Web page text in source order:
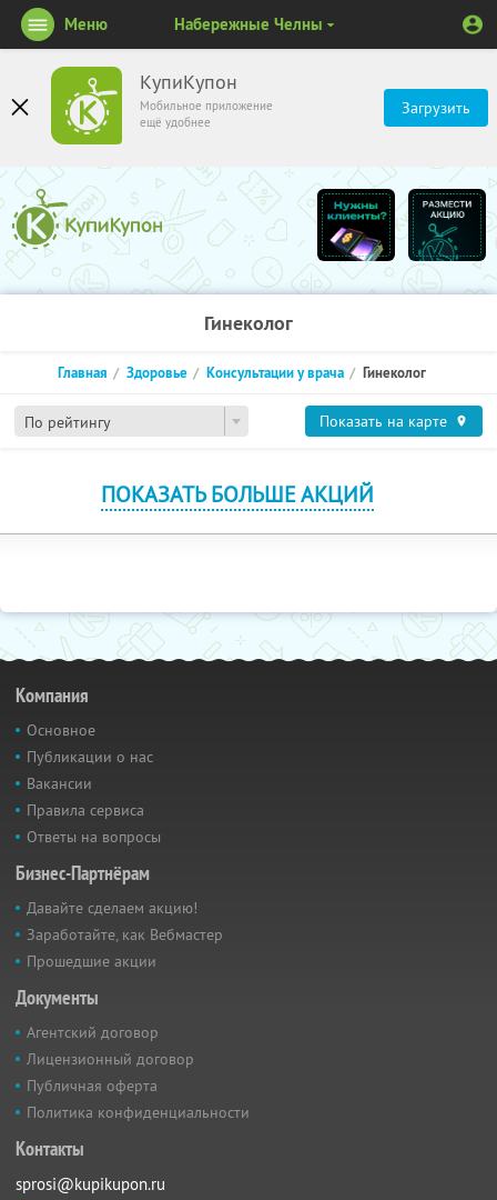
КупиКупон
Мобильное приложение
ещё удобнее
Загрузить
Меню Набережные Челны
Гинеколог
По рейтингу
Главная Здоровье Консультации у врача Гинеколог
Показать на карте
ПОКАЗАТЬ БОЛЬШЕ АКЦИЙ
Компания
Основное
Публикации о нас
Вакансии
Правила сервиса
Ответы на вопросы
Бизнес-Партнёрам
Давайте сделаем акцию!
Заработайте, как Вебмастер
Прошедшие акции
Документы
Агентский договор
Лицензионный договор
Публичная оферта
Политика конфиденциальности
Контакты
sprosi@kupikupon.ru